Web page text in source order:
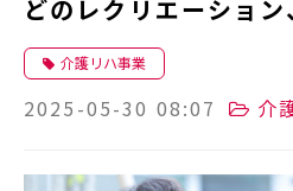
どのレクリエーショ
て入手する？各手法の
介護リハ事業
2025-05-30 08:07 介